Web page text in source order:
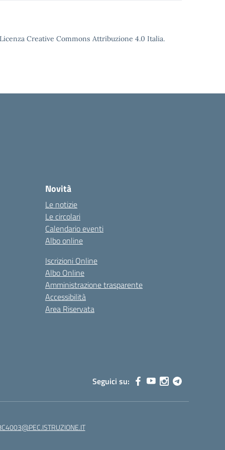
Creative Commons Attribuzione 4.0 Italia.
Novità
Le notizie
Le circolari
Calendario eventi
Albo online
Iscrizioni Online
Albo Online
Amministrazione trasparente
Accessibilità
Area Riservata
Seguici su: